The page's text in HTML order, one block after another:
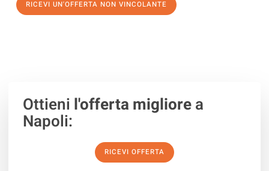
RICEVI UN'OFFERTA NON VINCOLANTE
Ottieni l'offerta migliorea
Napoli:
RICEVI OFFERTA